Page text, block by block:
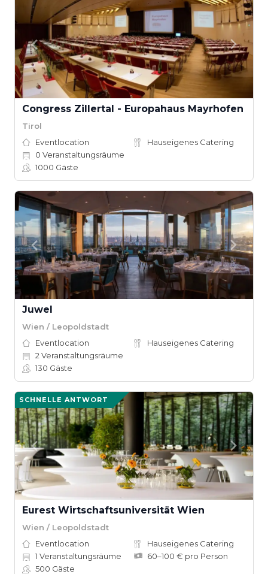
Congress Zillertal - Europahaus Mayrhofen
Tirol
Eventlocation
Hauseigenes Catering
0 Veranstaltungsräume
1000 Gäste
Juwel
Wien / Leopoldstadt
Eventlocation
Hauseigenes Catering
2 Veranstaltungsräume
130 Gäste
SCHNELLE ANTWORT
Eurest Wirtschaftsuniversität Wien
Wien / Leopoldstadt
Eventlocation
Hauseigenes Catering
1 Veranstaltungsräume
60–100 € pro Person
500 Gäste